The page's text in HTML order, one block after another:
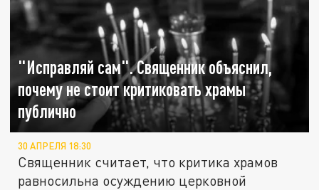
"Исправляй сам". Священник объяснил,
почему не стоит критиковать храмы
публично
30 АПРЕЛЯ 18:30
Священник считает, что критика храмов
равносильна осуждению церковной